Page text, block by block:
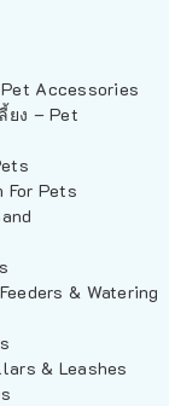
Accessories
ง – Pet
For Pets
& Watering
& Leashes